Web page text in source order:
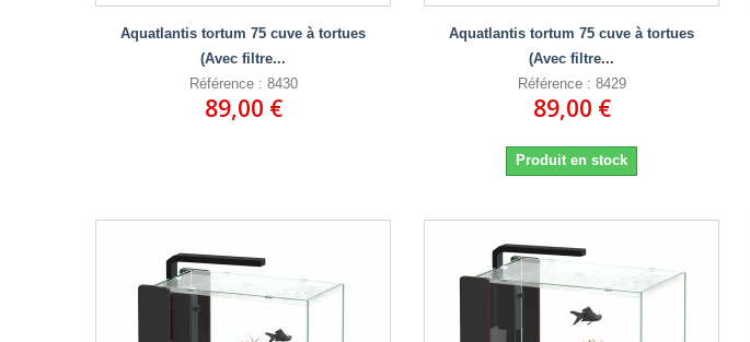
Aquatlantis tortum 75 cuve à tortues
(Avec filtre...
Référence : 8430
89,00 €
Aquatlantis tortum 75 cuve à tortues
(Avec filtre...
Référence : 8429
89,00 €
Produit en stock